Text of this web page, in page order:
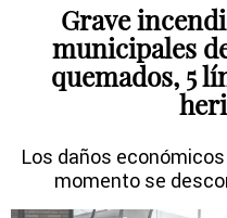
Grave
municipales
quemados, 5
Los daños
momento se